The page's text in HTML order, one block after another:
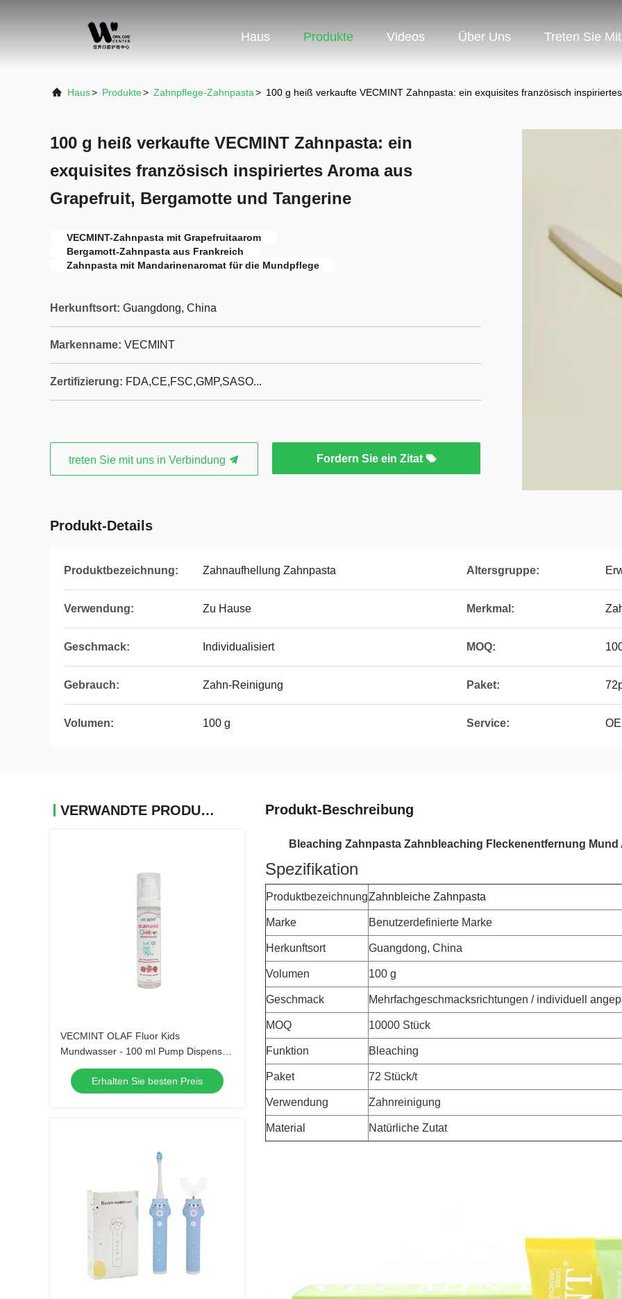
Haus Produkte Videos Über Uns Treten Sie
Haus> Produkte> Zahnpflege-Zahnpasta> 100 g heiß verkaufte VECMINT Zahnpasta: ein exquisites französisch
100 g heiß verkaufte VECMINT Zahnpasta: ein
exquisites französisch inspiriertes Aroma aus
Grapefruit, Bergamotte und Tangerine
VECMINT-Zahnpasta mit Grapefruitaarom
Bergamott-Zahnpasta aus Frankreich
Zahnpasta mit Mandarinenaromat für die Mundpflege
Herkunftsort: Guangdong, China
Markenname: VECMINT
Zertifizierung: FDA,CE,FSC,GMP,SASO...
treten Sie mit uns in Verbindung Fordern Sie ein Zitat
Produkt-Details
Produktbezeichnung: Zahnaufhellung Zahnpasta Altersgruppe:
Verwendung: Zu Hause Merkmal:
Geschmack: Individualisiert MOQ:
Gebrauch: Zahn-Reinigung Paket:
Volumen: 100 g Service:
VERWANDTE PRODUKTE
VECMINT OLAF Fluor Kids
Mundwasser - 100 ml Pump Dispenser
Erdbeer Geschmack Anti-Hohlraum
Zucker Verteidigung sicher zu
schlucken Mundpflege
Erhalten Sie besten Preis
Produkt-Beschreibung
Bleaching Zahnpasta Zahnbleaching Fleckenentfernung
Spezifikation
ProduktbezeichnungZahnbleiche Zahnpasta
Marke Benutzerdefinierte Marke
Herkunftsort Guangdong, China
Volumen 100 g
Geschmack Mehrfachgeschmacksrichtungen / individuell
MOQ 10000 Stück
Funktion Bleaching
Paket 72 Stück/t
Verwendung Zahnreinigung
Material Natürliche Zutat